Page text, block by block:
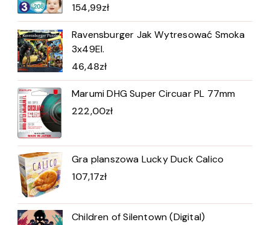
154,99zł
Ravensburger Jak Wytresować Smoka
3x49El.
46,48zł
Marumi DHG Super Circuar PL 77mm
222,00zł
Gra planszowa Lucky Duck Calico
107,17zł
Children of Silentown (Digital)